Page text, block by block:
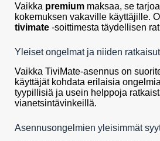
Vaikka premium maksaa, se
kokemuksen vakaville käyttäjille.
tivimate -soittimesta täydellisen
Yleiset ongelmat ja niiden ratkaisut
Vaikka TiviMate-asennus on
käyttäjät kohdata erilaisia
tyypillisiä ja usein helppoja
vianetsintävinkeillä.
Asennusongelmien yleisimmät